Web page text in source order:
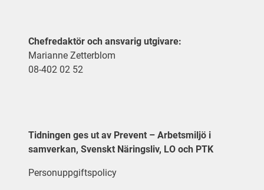
Chefredaktör och ansvarig utgivare:
Marianne Zetterblom
08-402 02 52
Tidningen ges ut av Prevent – Arbetsmiljö i
samverkan, Svenskt Näringsliv, LO och PTK
Personuppgiftspolicy